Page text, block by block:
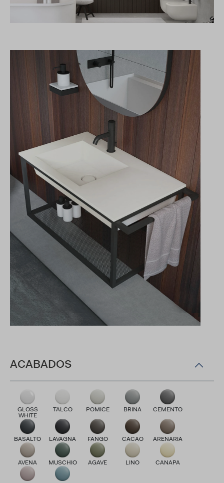
ACABADOS
GLOSS
WHITE
TALCO POMICE BRINA CEMENTO
BASALTO LAVAGNA FANGO CACAO ARENARIA
AVENA MUSCHIO AGAVE LINO CANAPA